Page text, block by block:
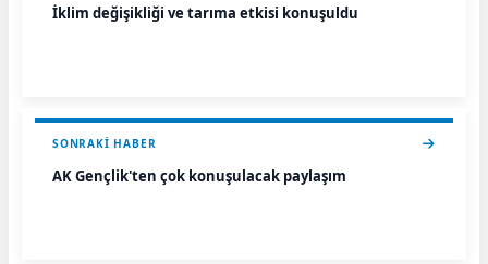
İklim değişikliği ve tarıma etkisi konuşuldu
SONRAKI HABER
AK Gençlik'ten çok konuşulacak paylaşım